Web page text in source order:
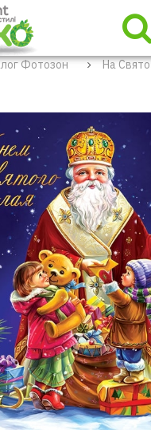
Фотозон
На Свято